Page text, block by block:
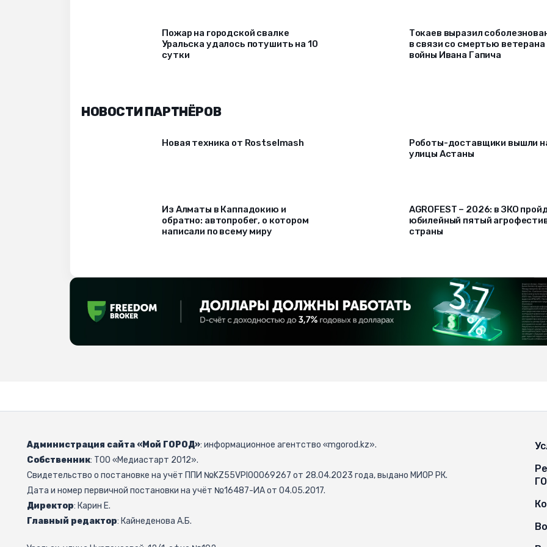
Пожар на городской свалке
Уральска удалось потушить на 10
сутки
Токаев выразил
в связи со смертью ветерана
войны Ивана Гапича
НОВОСТИ ПАРТНЁРОВ
Новая техника от Rostselmash
Роботы-доставщики вышли
улицы Астаны
Из Алматы в Каппадокию и
обратно: автопробег, о котором
написали по всему миру
AGROFEST – 2026: в ЗКО
юбилейный пятый
страны
Администрация сайта «Мой ГОРОД»: информационное агентство «mgorod.kz».
Собственник: ТОО «Медиастарт 2012».
Свидетельство о постановке на учёт ППИ №KZ55VPI00069267 от 28.04.2023 года, выдано МИОР РК.
Дата и номер первичной постановки на учёт №16487-ИА от 04.05.2017.
Директор: Карин Е.
Главный редактор: Кайнеденова А.Б.